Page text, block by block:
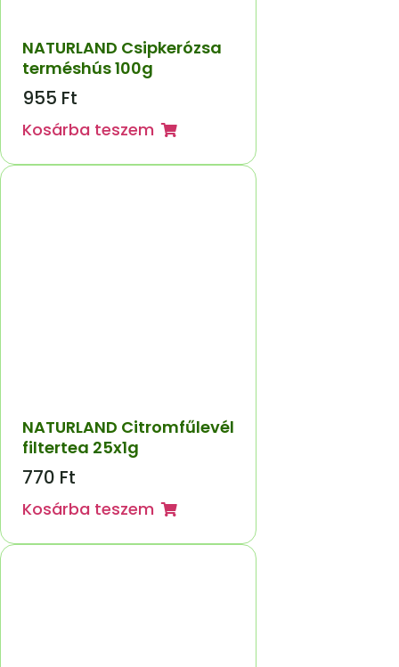
NATURLAND Csipkerózsa
terméshús 100g
955 Ft
Kosárba teszem
NATURLAND Citromfűlevél
filtertea 25x1g
770 Ft
Kosárba teszem